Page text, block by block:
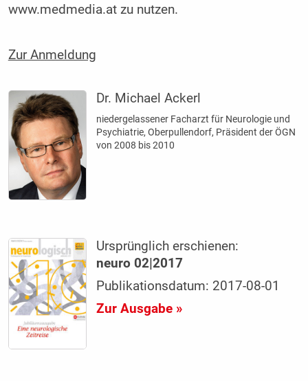
www.medmedia.at zu nutzen.
Zur Anmeldung
Dr. Michael Ackerl
niedergelassener Facharzt für Neurologie und
Psychiatrie, Oberpullendorf, Präsident der ÖGN
von 2008 bis 2010
Ursprünglich erschienen:
neuro 02|2017
Publikationsdatum: 2017-08-01
Zur Ausgabe »